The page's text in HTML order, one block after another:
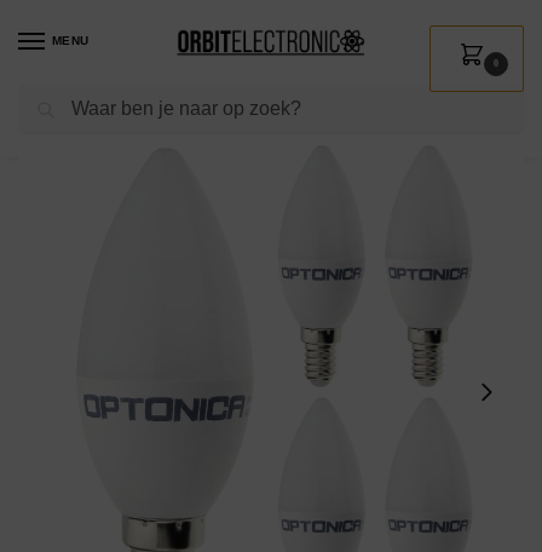
MENU
Zoeken
0
Shop / Verlichting / Lichtbronnen